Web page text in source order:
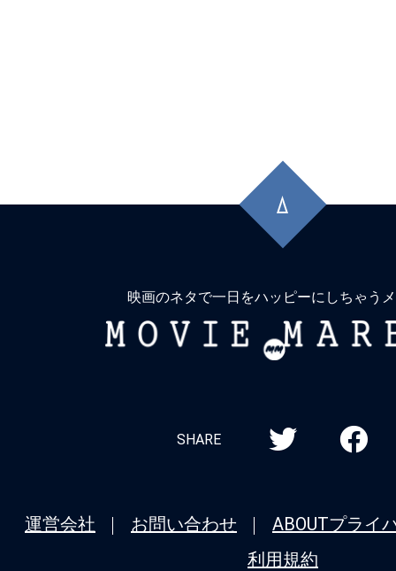
頭
に
映画のネタで一日をハッピーにしちゃう
MOVIE
SHARE
運営会社 お問い合わせ ABOUTプライ
利用規約